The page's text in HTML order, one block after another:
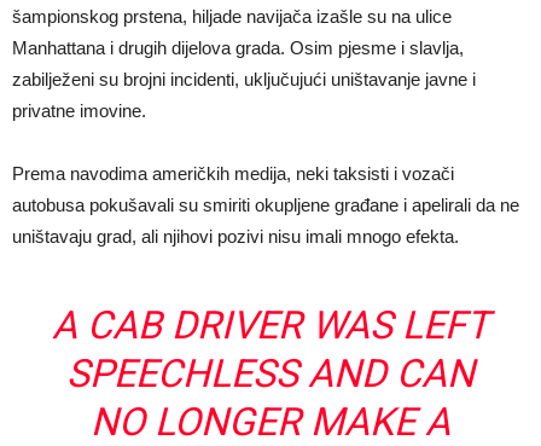
šampionskog prstena, hiljade navijača izašle su na ulice
Manhattana i drugih dijelova grada. Osim pjesme i slavlja,
zabilježeni su brojni incidenti, uključujući uništavanje javne i
privatne imovine.
Prema navodima američkih medija, neki taksisti i vozači
autobusa pokušavali su smiriti okupljene građane i apelirali da ne
uništavaju grad, ali njihovi pozivi nisu imali mnogo efekta.
A CAB DRIVER WAS LEFT
SPEECHLESS AND CAN
NO LONGER MAKE A